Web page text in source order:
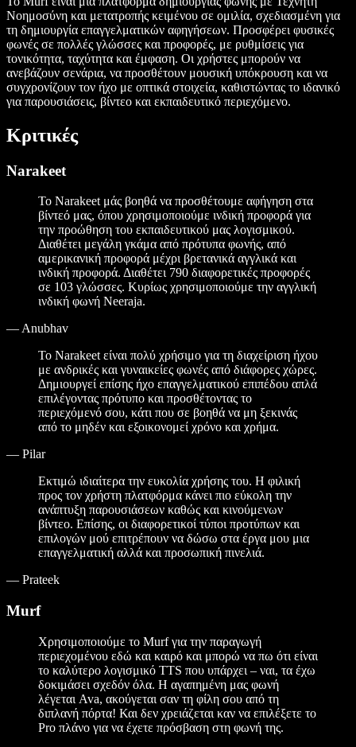
Νοημοσύνη και μετατροπής κειμένου σε ομιλία, σχεδιασμένη για
τη δημιουργία επαγγελματικών αφηγήσεων. Προσφέρει φυσικές
φωνές σε πολλές γλώσσες και προφορές, με ρυθμίσεις για
τονικότητα, ταχύτητα και έμφαση. Οι χρήστες μπορούν να
ανεβάζουν σενάρια, να προσθέτουν μουσική υπόκρουση και να
συγχρονίζουν τον ήχο με οπτικά στοιχεία, καθιστώντας το ιδανικό
για παρουσιάσεις, βίντεο και εκπαιδευτικό περιεχόμενο.
Κριτικές
Narakeet
Το Narakeet μάς βοηθά να προσθέτουμε αφήγηση στα
βίντεό μας, όπου χρησιμοποιούμε ινδική προφορά για
την προώθηση του εκπαιδευτικού μας λογισμικού.
Διαθέτει μεγάλη γκάμα από πρότυπα φωνής, από
αμερικανική προφορά μέχρι βρετανικά αγγλικά και
ινδική προφορά. Διαθέτει 790 διαφορετικές προφορές
σε 103 γλώσσες. Κυρίως χρησιμοποιούμε την αγγλική
ινδική φωνή Neeraja.
— Anubhav
Το Narakeet είναι πολύ χρήσιμο για τη διαχείριση ήχου
με ανδρικές και γυναικείες φωνές από διάφορες χώρες.
Δημιουργεί επίσης ήχο επαγγελματικού επιπέδου απλά
επιλέγοντας πρότυπο και προσθέτοντας το
περιεχόμενό σου, κάτι που σε βοηθά να μη ξεκινάς
από το μηδέν και εξοικονομεί χρόνο και χρήμα.
— Pilar
Εκτιμώ ιδιαίτερα την ευκολία χρήσης του. Η φιλική
προς τον χρήστη πλατφόρμα κάνει πιο εύκολη την
ανάπτυξη παρουσιάσεων καθώς και κινούμενων
βίντεο. Επίσης, οι διαφορετικοί τύποι προτύπων και
επιλογών μού επιτρέπουν να δώσω στα έργα μου μια
επαγγελματική αλλά και προσωπική πινελιά.
— Prateek
Murf
Χρησιμοποιούμε το Murf για την παραγωγή
περιεχομένου εδώ και καιρό και μπορώ να πω ότι είναι
το καλύτερο λογισμικό TTS που υπάρχει – ναι, τα έχω
δοκιμάσει σχεδόν όλα. Η αγαπημένη μας φωνή
λέγεται Ava, ακούγεται σαν τη φίλη σου από τη
διπλανή πόρτα! Και δεν χρειάζεται καν να επιλέξετε το
Pro πλάνο για να έχετε πρόσβαση στη φωνή της.